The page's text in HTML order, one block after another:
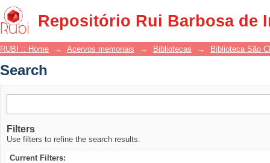
Repositório Rui Barbosa de
Search
RUBI :: Home → Acervos memoriais → Bibliotecas → Biblioteca São
Search
Filters
Use filters to refine the search results.
Current Filters: